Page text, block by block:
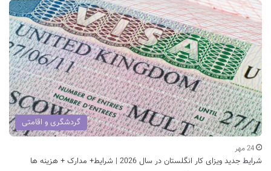
گردشگری و اقامتی
24 مهر
شرایط جدید ویزای کار انگلستان در سال 2026 | شرایط+ مدارک + هزینه ها